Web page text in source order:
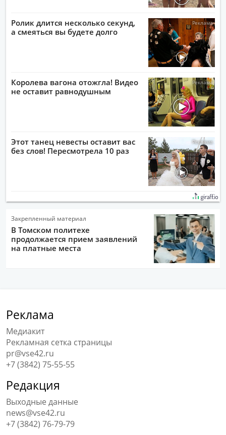
Ролик длится несколько секунд,
а смеяться вы будете долго
Королева вагона отожгла! Видео
не оставит равнодушным
Этот танец невесты оставит вас
без слов! Пересмотрела 10 раз
Закрепленный материал
В Томском политехе
продолжается прием заявлений
на платные места
Реклама
Медиакит
Рекламная сетка страницы
pr@vse42.ru
+7 (3842) 75-55-55
Редакция
Выходные данные
news@vse42.ru
+7 (3842) 76-79-79